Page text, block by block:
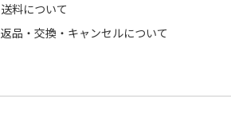
送料について
返品・交換・キャンセルについて